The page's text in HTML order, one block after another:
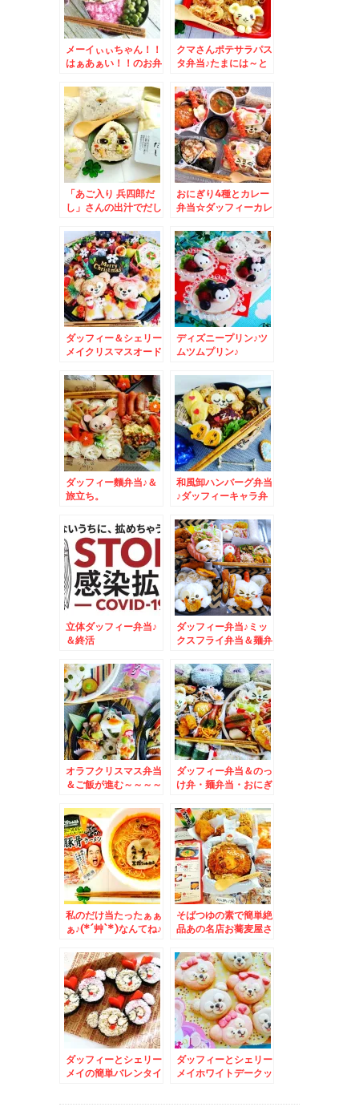
メーイぃぃちゃん！！
はぁあぁい！！のお弁
さんの駅そばはココで
もゆっくり食べれ
る！！モーニング珈琲
無料サービス付き☆の
日替わり弁当がお得す
ぎてボリューミーで大
満足！！！！！
クマさんポテサラパス
タ弁当♪たまには～と
でランチ♪「鰻重」
「チゲうどん」
「あご入り 兵四郎だ
し」さんの出汁でだし
`*)onigiri
おにぎり4種とカレー
弁当☆ダッフィーカレ
ダッフィー＆シェリー
メイクリスマスオード
ディズニープリン♪ツ
ムツムプリン♪
ダッフィー麵弁当♪＆
旅立ち。
和風卸ハンバーグ弁当
♪ダッフィーキャラ弁
立体ダッフィー弁当♪
＆終活
ダッフィー弁当♪ミッ
クスフライ弁当＆麺弁
オラフクリスマス弁当
＆ご飯が進む～～～～
ん上手」美味(*´艸`*)
ダッフィー弁当＆のっ
け弁・麺弁当・おにぎ
私のだけ当たったぁぁ
ぁ♪(*´艸`*)なんてね♪
ガちゃんねる「激辛豚
骨ラーメン」
そばつゆの素で簡単絶
品あの名店お蕎麦屋さ
きちゃう～(*´艸`*)＆
おかずバイキング弁
当！！
ダッフィーとシェリー
メイの簡単バレンタイ
ダッフィーとシェリー
メイホワイトデークッ